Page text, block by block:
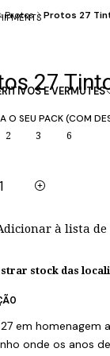
E VERMUTES
Protos Protos 27
27
O SEU PACK (COM
2 3 6
à lista de
stock das
em homenagem
onde os anos